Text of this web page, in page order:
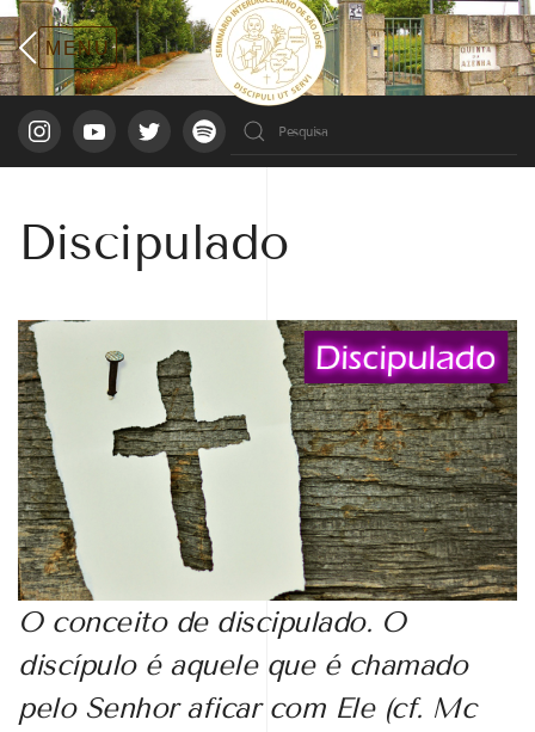
Discipulado
O conceito de discipulado. O
discípulo é aquele que é chamado
pelo Senhor aficar com Ele (cf. Mc